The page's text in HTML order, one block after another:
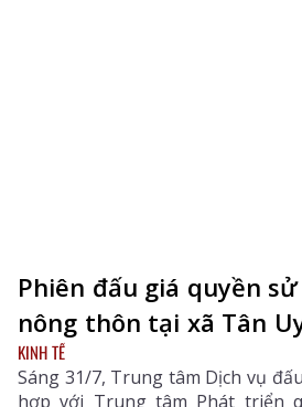
Phiên đấu giá quyền
nông thôn tại xã Tân
KINH TẾ
Sáng 31/7, Trung tâm Dịch vụ
hợp với Trung tâm Phát triển